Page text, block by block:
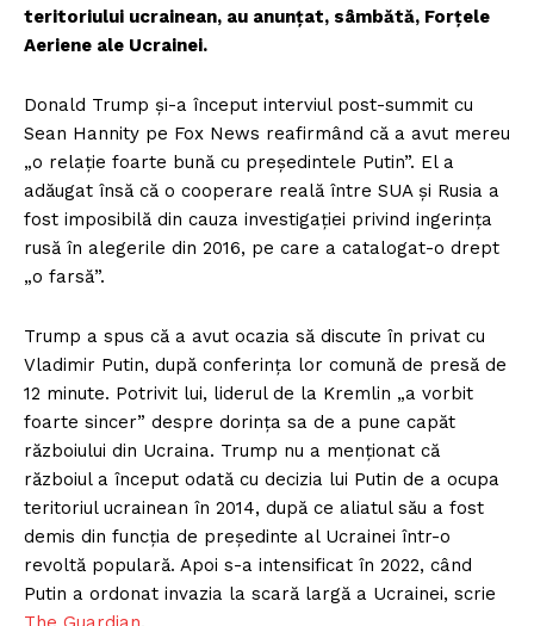
teritoriului ucrainean, au anunțat, sâmbătă, Forțele
Aeriene ale Ucrainei.
Donald Trump și-a început interviul post-summit cu
Sean Hannity pe Fox News reafirmând că a avut mereu
„o relație foarte bună cu președintele Putin”. El a
adăugat însă că o cooperare reală între SUA și Rusia a
fost imposibilă din cauza investigației privind ingerința
rusă în alegerile din 2016, pe care a catalogat-o drept
„o farsă”.
Trump a spus că a avut ocazia să discute în privat cu
Vladimir Putin, după conferința lor comună de presă de
12 minute. Potrivit lui, liderul de la Kremlin „a vorbit
foarte sincer” despre dorința sa de a pune capăt
războiului din Ucraina. Trump nu a menționat că
războiul a început odată cu decizia lui Putin de a ocupa
teritoriul ucrainean în 2014, după ce aliatul său a fost
demis din funcția de președinte al Ucrainei într-o
revoltă populară. Apoi s-a intensificat în 2022, când
Putin a ordonat invazia la scară largă a Ucrainei, scrie